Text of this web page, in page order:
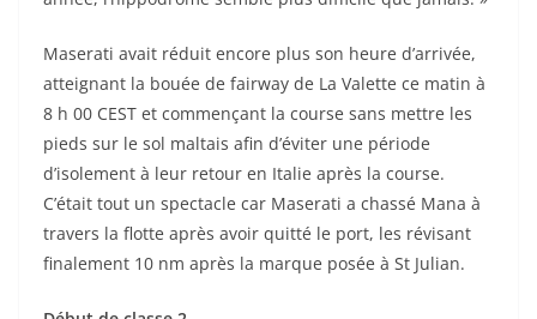
Maserati avait réduit encore plus son heure d’arrivée,
atteignant la bouée de fairway de La Valette ce matin à
8 h 00 CEST et commençant la course sans mettre les
pieds sur le sol maltais afin d’éviter une période
d’isolement à leur retour en Italie après la course.
C’était tout un spectacle car Maserati a chassé Mana à
travers la flotte après avoir quitté le port, les révisant
finalement 10 nm après la marque posée à St Julian.